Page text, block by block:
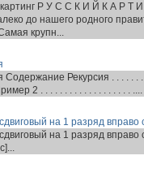
картинг Р У С С К И Й К А Р Т
до нашего родного
крупн...
Содержание Рекурсия . . . . . . .
2 . . . . . . . . . . . . . . . . . . . ....
сдвиговый на 1 разряд
сдвиговый на 1 разряд